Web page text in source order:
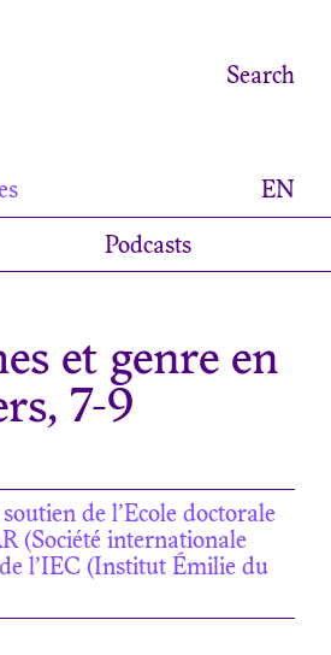
Search
EN
Podcasts
et genre en
7-9
de l’Ecole doctorale
(Société internationale
l’IEC (Institut Émilie du